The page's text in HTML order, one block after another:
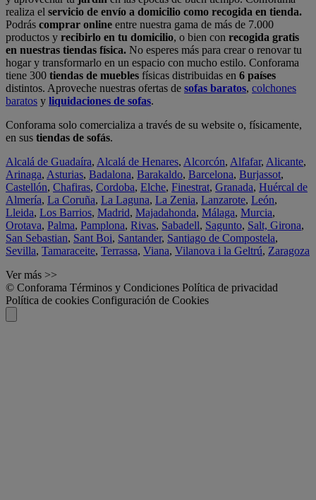
realiza el servicio de envío a domicilio como recogida en tienda.
Podrás comprar online entre nuestra gama de más de 7.000
productos y recibirlo en tu domicilio, o bien con recogida gratis
en nuestras tiendas física. No esperes más para crear o renovar tu
hogar y transformarlo en un espacio con mucho estilo. Conforama
tiene 300 tiendas de muebles físicas distribuidas en 6 países
distintos. Aproveche nuestras ofertas de sofas baratos, colchones
baratos y liquidaciones de sofas.
Conforama solo comercializa a través de su website o, físicamente,
en sus tiendas de sofás.
Alcalá de Guadaíra, Alcalá de Henares, Alcorcón, Alfafar, Alicante,
Arinaga, Asturias, Badalona, Barakaldo, Barcelona, Burjassot,
Castellón, Chafiras, Cordoba, Elche, Finestrat, Granada, Huércal de
Almería, La Coruña, La Laguna, La Zenia, Lanzarote, León,
Lleida, Los Barrios, Madrid, Majadahonda, Málaga, Murcia,
Orotava, Palma, Pamplona, Rivas, Sabadell, Sagunto, Salt, Girona,
San Sebastian, Sant Boi, Santander, Santiago de Compostela,
Sevilla, Tamaraceite, Terrassa, Viana, Vilanova i la Geltrú, Zaragoza
Ver más >>
© Conforama Términos y Condiciones Política de privacidad
Política de cookies Configuración de Cookies